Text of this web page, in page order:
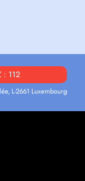
: 112
L-2661 Luxembourg